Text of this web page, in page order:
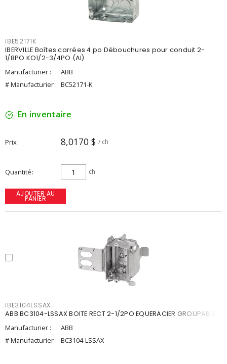
IBE52171K
IBERVILLE Boîtes carrées 4 po Débouchures pour conduit 2-
1/8PO KO1/2-3/4PO (AI)
Manufacturier :
ABB
# Manufacturier : BC52171-K
En inventaire
Prix 8,0170 $ / ch
Quantité ch
AJOUTER AU
PANIER
IBE3104LSSAX
ABB BC3104-LSSAX BOITE RECT 2-1/2PO EQUERACIER GROUPABLE
Manufacturier :
ABB
# Manufacturier : BC3104-LSSAX